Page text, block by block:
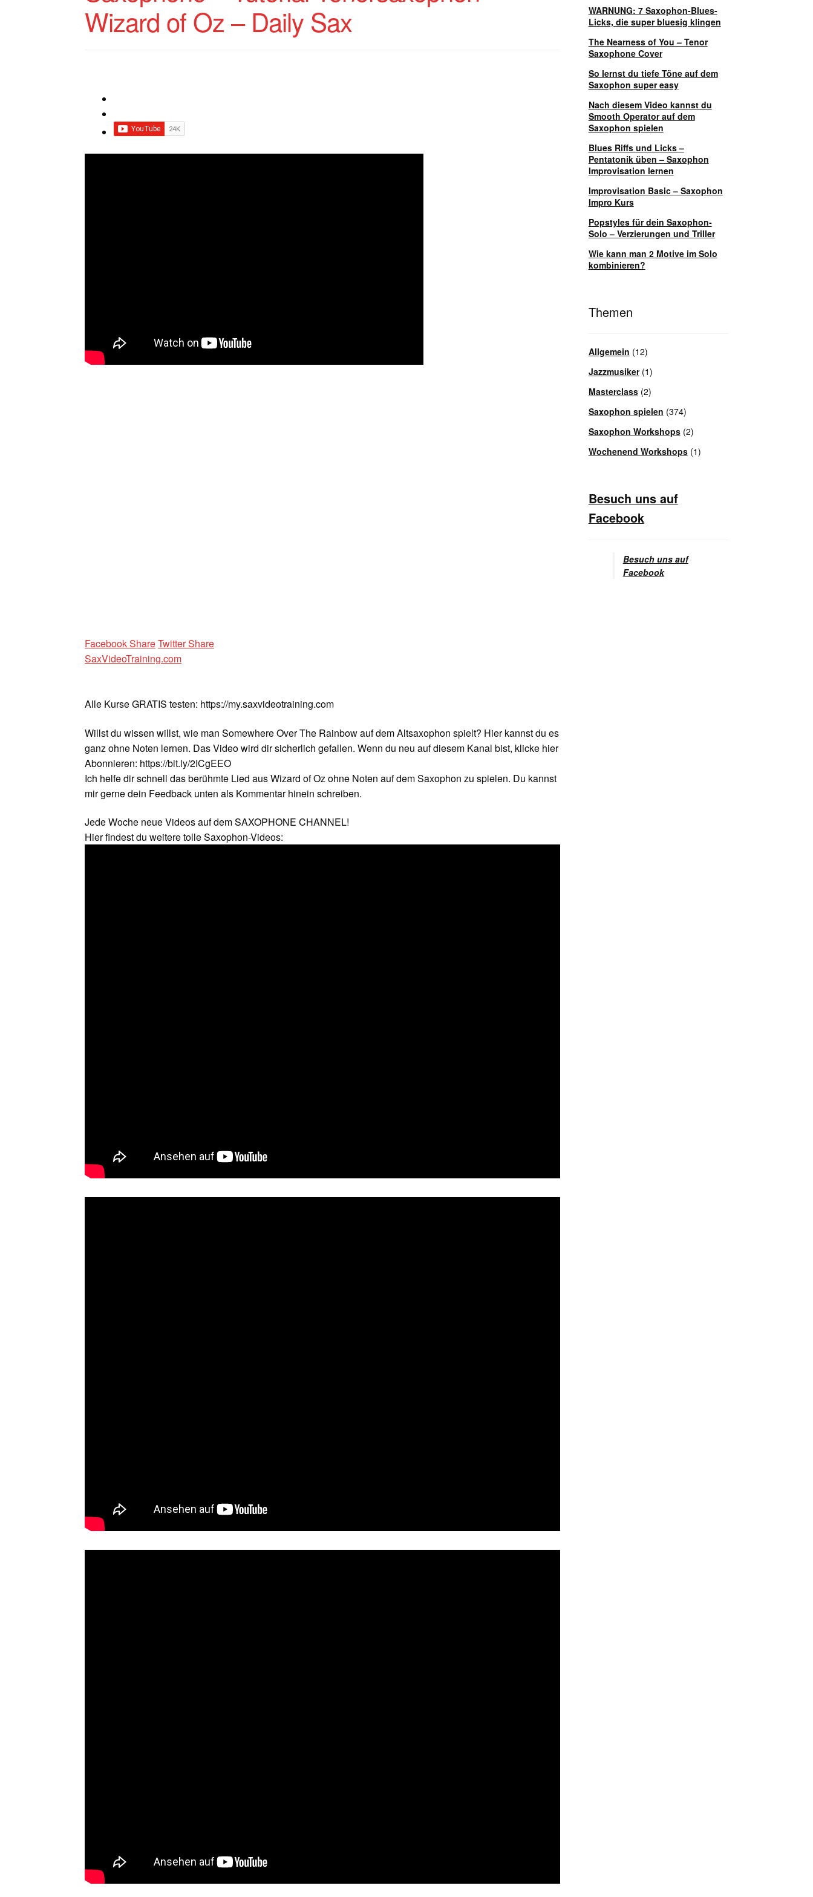
Wizard of Oz – Daily Sax
Facebook ShareTwitter Share
SaxVideoTraining.com
Alle Kurse GRATIS testen: https://my.saxvideotraining.com
Willst du wissen willst, wie man Somewhere Over The Rainbow auf dem Altsaxophon spielt? Hier kannst du es
ganz ohne Noten lernen. Das Video wird dir sicherlich gefallen. Wenn du neu auf diesem Kanal bist, klicke hier
Abonnieren: https://bit.ly/2ICgEEO
Ich helfe dir schnell das berühmte Lied aus Wizard of Oz ohne Noten auf dem Saxophon zu spielen. Du kannst
mir gerne dein Feedback unten als Kommentar hinein schreiben.
Jede Woche neue Videos auf dem SAXOPHONE CHANNEL!
Hier findest du weitere tolle Saxophon-Videos:
WARNUNG: 7 Saxophon-Blues-
Licks, die super bluesig klingen
The Nearness of You – Tenor
Saxophone Cover
So lernst du tiefe Töne auf dem
Saxophon super easy
Nach diesem Video kannst du
Smooth Operator auf dem
Saxophon spielen
Blues Riffs und Licks –
Pentatonik üben – Saxophon
Improvisation lernen
Improvisation Basic – Saxophon
Impro Kurs
Popstyles für dein Saxophon-
Solo – Verzierungen und Triller
Wie kann man 2 Motive im Solo
kombinieren?
Themen
Allgemein (12)
Jazzmusiker(1)
Masterclass(2)
Saxophon spielen (374)
Saxophon Workshops(2)
Wochenend Workshops(1)
Besuch uns auf
Facebook
Besuch uns auf
Facebook